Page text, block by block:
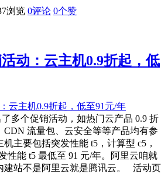
浏览 0评论 0个赞
动：云主机0.9折起，低
多个促销活动，如热门云产品 0.9 折
CDN 流量包、云安全等等产品均有参
主要包括突发性能 t5，计算型 c5，
性能 t5 最低至 91 元/年。阿里云咱就
建站不是阿里云就是腾讯云。 活动页